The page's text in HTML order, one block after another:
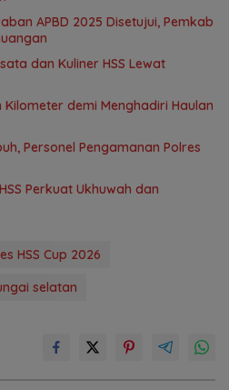
APBD 2025 Disetujui, Pemkab
dan Kuliner HSS Lewat
demi Menghadiri Haulan
Personel Pengamanan Polres
Perkuat Ukhuwah dan
HSS Cup 2026
selatan